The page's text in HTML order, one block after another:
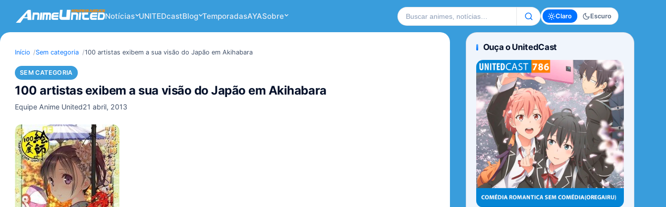
Notícias UNITEDcastBlog TemporadasAYASobre Buscar no site Claro Escuro
Início Sem categoria 100 artistas exibem a sua visão do Japão em Akihabara
SEM CATEGORIA
100 artistas exibem a sua visão do Japão em Akihabara
Equipe Anime United21 abril, 2013
Ouça o UnitedCast